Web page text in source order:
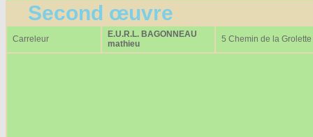
Second œuvre
Carreleur
E.U.R.L. BAGONNEAU
mathieu
5 Chemin de la Grolette